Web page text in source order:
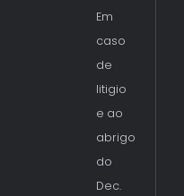
Em
caso
de
litigio
e ao
abrigo
do
Dec.